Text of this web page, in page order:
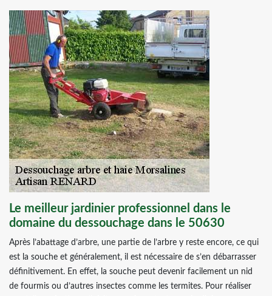
Le meilleur jardinier professionnel dans le
domaine du dessouchage dans le 50630
Après l’abattage d’arbre, une partie de l’arbre y reste encore, ce qui
est la souche et généralement, il est nécessaire de s’en débarrasser
définitivement. En effet, la souche peut devenir facilement un nid
de fourmis ou d’autres insectes comme les termites. Pour réaliser